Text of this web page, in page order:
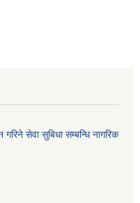
गरिने सेवा सुबिधा सम्बन्धि नागरिक